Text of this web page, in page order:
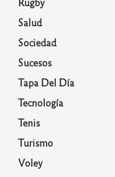
Salud
Sociedad
Sucesos
Tapa Del Día
Tecnología
Tenis
Turismo
Voley